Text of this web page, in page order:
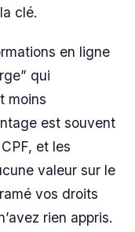
clé.
en ligne
qui
moins
est souvent
et les
valeur sur le
vos droits
rien appris.